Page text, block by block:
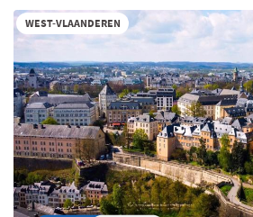
CO:
CAPITALATWORK
CHINA
ALS
LACHENDE
DERDE
GROOTMACHT
WEST-VLAANDEREN